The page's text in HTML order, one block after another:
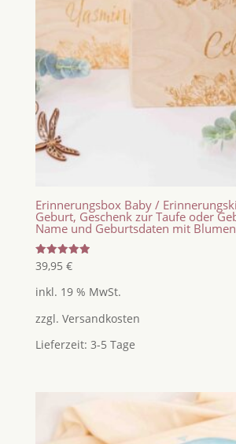
Erinnerungsbox Baby /
Geburt, Geschenk zur Taufe oder
Name und Geburtsdaten mit
Bewertet
mit
von 5
39,95 €
inkl. 19 % MwSt.
zzgl. Versandkosten
Lieferzeit: 3-5 Tage